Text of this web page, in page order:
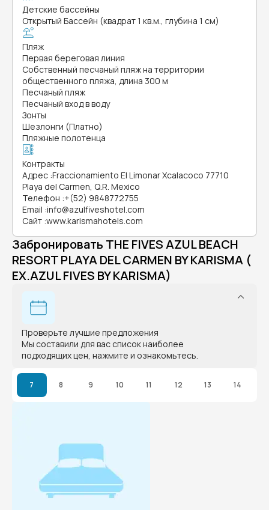
Детские бассейны
Открытый Бассейн (квадрат 1 кв.м., глубина 1 см)
Пляж
Первая береговая линия
Собственный песчаный пляж на территории
общественного пляжа, длина 300 м
Песчаный пляж
Песчаный вход в воду
Зонты
Шезлонги (Платно)
Пляжные полотенца
Контракты
Адрес :Fraccionamiento El Limonar Xcalacoco 77710
Playa del Carmen, Q.R. Mexico
Телефон :+(52) 9848772755
Email :info@azulfiveshotel.com
Сайт :www.karismahotels.com
Забронировать THE FIVES AZUL BEACH
RESORT PLAYA DEL CARMEN BY KARISMA (
EX.AZUL FIVES BY KARISMA)
Проверьте лучшие предложения
Мы составили для вас список наиболее
подходящих цен, нажмите и ознакомьтесь.
7 8 9 10 11 12 13 14